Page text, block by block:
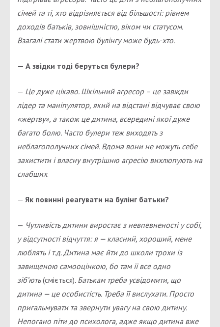
сімей та ті, хто відрізняється від більшості: рівнем
доходів батьків, зовнішністю, віком чи статусом.
Взагалі стати жертвою булінгу може будь-хто.
— А звідки тоді беруться булери?
— Це дуже цікаво. Шкільний агресор – це завжди
лідер та маніпулятор, який на відстані відчуває свою
«жертву», а також це дитина, всередині якої дуже
багато болю. Часто булери теж виходять з
неблагополучних сімей. Вдома вони не можуть себе
захистити і власну внутрішню агресію вихлюпують на
слабших.
— Як повинні реагувати на булінг батьки?
— Чутливість дитини виростає з невпевненості у собі,
у відсутності відчуття: я — класний, хороший, мене
люблять і т.д. Дитина має йти до школи трохи із
завищеною самооцінкою, бо там її все одно
зіб’ють(сміється). Батькам треба усвідомити, що
дитина — це особистість. Треба її вислухати. Просто
пригальмувати та звернути увагу на свою дитину.
Непогано піти до психолога, адже якщо дитина вже